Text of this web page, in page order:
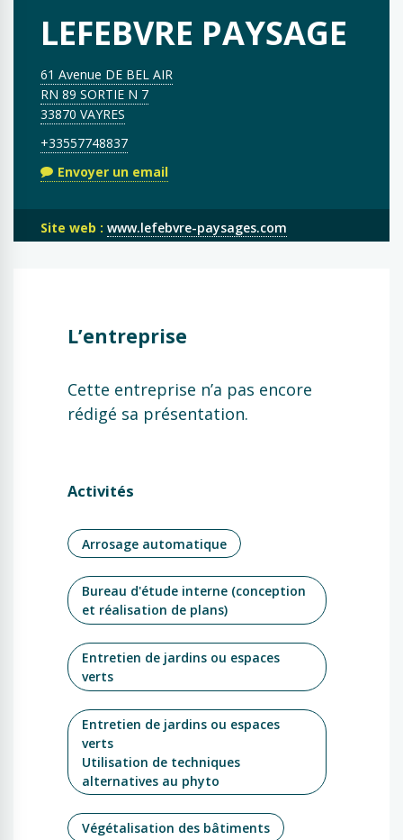
LEFEBVRE PAYSAGE
61 Avenue DE BEL AIR
RN 89 SORTIE N 7
33870 VAYRES
+33557748837
Envoyer un email
Site web : www.lefebvre-paysages.com
L’entreprise
Cette entreprise n’a pas encore
rédigé sa présentation.
Activités
Arrosage automatique
Bureau d'étude interne (conception
et réalisation de plans)
Entretien de jardins ou espaces
verts
Entretien de jardins ou espaces
verts
Utilisation de techniques
alternatives au phyto
Végétalisation des bâtiments